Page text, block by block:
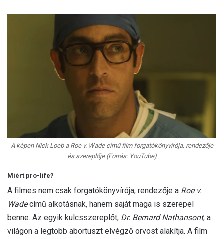
A képen Nick Loeb a Roe v. Wade című film forgatókönyvírója, rendezője
és szereplője (Forrás: YouTube)
Miért pro-life?
A filmes nem csak forgatókönyvírója, rendezője a Roe v.
Wadecímű alkotásnak, hanem saját maga is szerepel
benne. Az egyik kulcsszereplőt, Dr. Bernard Nathansont, a
világon a legtöbb abortuszt elvégző orvost alakítja. A film